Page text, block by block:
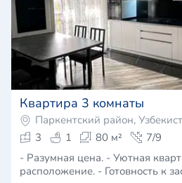
Квартира 3 комнаты
Паркентский район,
3
1 80 м²
7/9
- Разумная цена. - Уютная
расположение. - Готовность к